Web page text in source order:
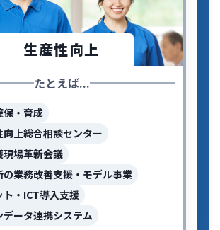
生産性向上
たとえば...
保・育成
向上総合相談センター
現場革新会議
の業務改善支援・モデル事業
ト・ICT導入支援
データ連携システム